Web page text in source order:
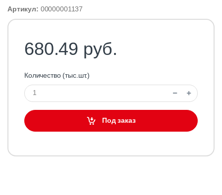
Артикул: 00000001137
680.49 руб.
Количество (тыс.шт.)
Под заказ